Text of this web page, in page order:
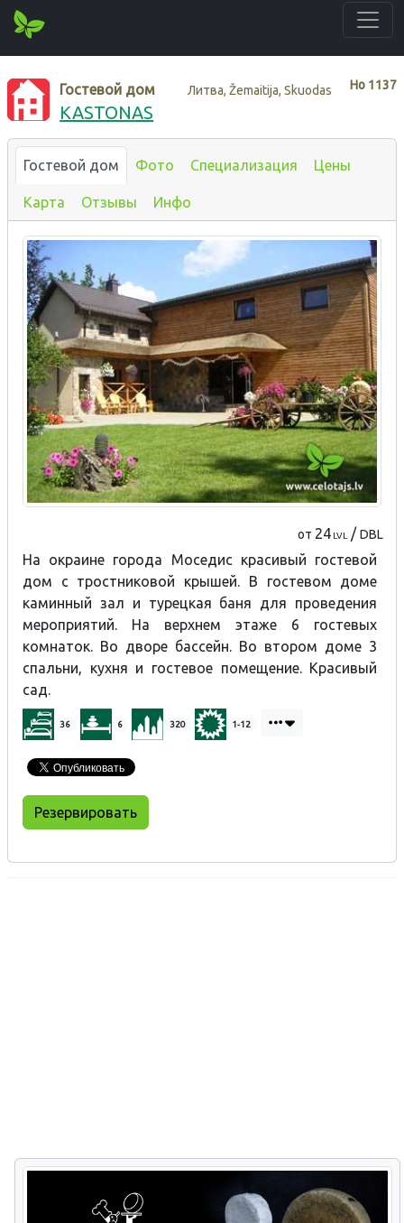
Нo 1137
Гостевой дом Литва, Žemaitija, Skuodas
KASTONAS
Гостевой дом Фото Специализация Цены
Карта Отзывы Инфо
от 24 LVL /DBL
На окраине города Моседис красивый гостевой
дом с тростниковой крышей. В гостевом доме
каминный зал и турецкая баня для проведения
мероприятий. На верхнем этаже 6 гостевых
комнаток. Во дворе бассейн. Во втором доме 3
спальни, кухня и гостевое помещение. Красивый
сад.
36 6 320 1-12
Резервировать